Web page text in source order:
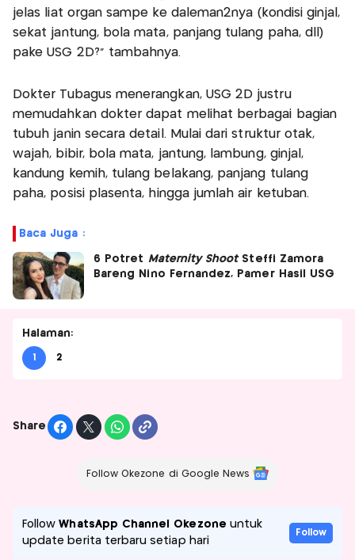
jelas liat organ sampe ke daleman2nya (kondisi ginjal,
sekat jantung, bola mata, panjang tulang paha, dll)
pake USG 2D?” tambahnya.
Dokter Tubagus menerangkan, USG 2D justru
memudahkan dokter dapat melihat berbagai bagian
tubuh janin secara detail. Mulai dari struktur otak,
wajah, bibir, bola mata, jantung, lambung, ginjal,
kandung kemih, tulang belakang, panjang tulang
paha, posisi plasenta, hingga jumlah air ketuban.
Baca Juga :
6 Potret Maternity ShootSteffi Zamora
Bareng Nino Fernandez, Pamer Hasil USG
Halaman:
1 2
Share
Follow Okezone di Google News
FollowWhatsApp Channel Okezone untuk
update berita terbaru setiap hari
Follow